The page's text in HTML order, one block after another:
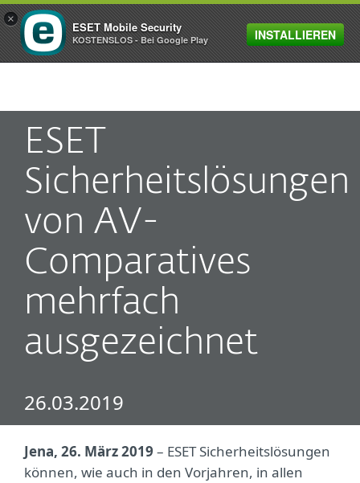
MENU
ESET
Sicherheitslösungen
von AV-
Comparatives
mehrfach
ausgezeichnet
26.03.2019
Jena, 26. März 2019 – ESET Sicherheitslösungen
können, wie auch in den Vorjahren, in allen
×
ESET Mobile Security
KOSTENSLOS - Bei Google Play INSTALLIEREN